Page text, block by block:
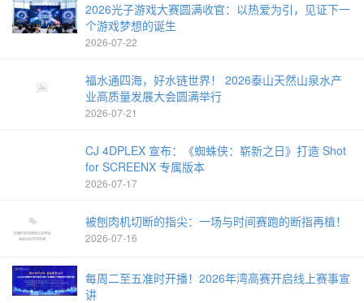
2026光子游戏大赛圆满收官：以热爱为引，见证下一
个游戏梦想的诞生
2026-07-22
福水通四海，好水链世界！ 2026泰山天然山泉水产
业高质量发展大会圆满举行
2026-07-21
CJ 4DPLEX 宣布：《蜘蛛侠：崭新之日》打造 Shot
for SCREENX 专属版本
2026-07-17
被刨肉机切断的指尖：一场与时间赛跑的断指再植！
2026-07-16
每周二至五准时开播！2026年湾高赛开启线上赛事宣
讲